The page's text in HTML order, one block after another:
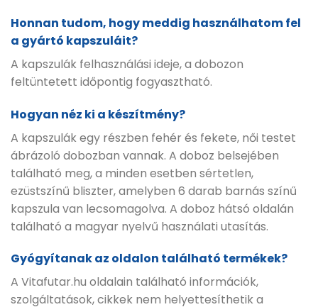
Honnan tudom, hogy meddig használhatom fel
a gyártó kapszuláit?
A kapszulák felhasználási ideje, a dobozon
feltüntetett időpontig fogyasztható.
Hogyan néz ki a készítmény?
A kapszulák egy részben fehér és fekete, női testet
ábrázoló dobozban vannak. A doboz belsejében
található meg, a minden esetben sértetlen,
ezüstszínű bliszter, amelyben 6 darab barnás színű
kapszula van lecsomagolva. A doboz hátsó oldalán
található a magyar nyelvű használati utasítás.
Gyógyítanak az oldalon található termékek?
A Vitafutar.hu oldalain található információk,
szolgáltatások, cikkek nem helyettesíthetik a